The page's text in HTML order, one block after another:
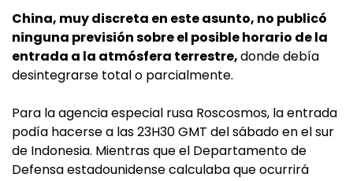
China, muy discreta en este asunto, no publicó
ninguna previsión sobre el posible horario de la
entrada a la atmósfera terrestre,donde debía
desintegrarse total o parcialmente.
Para la agencia especial rusa Roscosmos, la entrada
podía hacerse a las 23H30 GMT del sábado en el sur
de Indonesia. Mientras que el Departamento de
Defensa estadounidense calculaba que ocurrirá